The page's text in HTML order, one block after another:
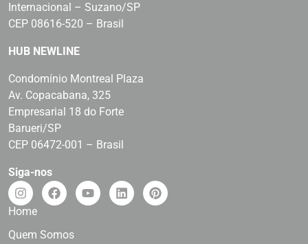
Internacional – Suzano/SP
CEP 08616-520 – Brasil
HUB NEWLINE
Condomínio Montreal Plaza
Av. Copacabana, 325
Empresarial 18 do Forte
Barueri/SP
CEP 06472-001 – Brasil
Siga-nos
Home
Quem Somos